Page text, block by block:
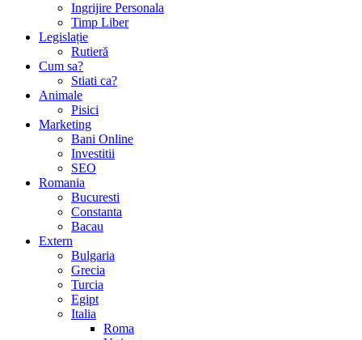
Ingrijire Personala
Timp Liber
Legislație
Rutieră
Cum sa?
Stiati ca?
Animale
Pisici
Marketing
Bani Online
Investitii
SEO
Romania
Bucuresti
Constanta
Bacau
Extern
Bulgaria
Grecia
Turcia
Egipt
Italia
Roma